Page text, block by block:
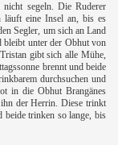
segeln. Die Ruderer
läuft eine Insel an, bis es
Segler, um sich an Land
bleibt unter der Obhut von
gibt sich alle Mühe,
brennt und beide
durchsuchen und
in die Obhut Brangänes
der Herrin. Diese trinkt
beide trinken so lange, bis